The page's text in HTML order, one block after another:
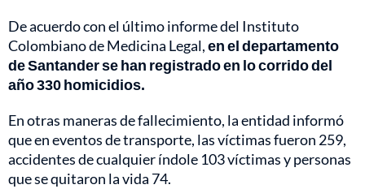
De acuerdo con el último informe del Instituto
Colombiano de Medicina Legal,en el departamento
de Santander se han registrado en lo corrido del
año 330 homicidios.
En otras maneras de fallecimiento, la entidad informó
que en eventos de transporte, las víctimas fueron 259,
accidentes de cualquier índole 103 víctimas y personas
que se quitaron la vida 74.